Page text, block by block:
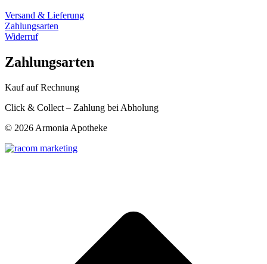
Versand & Lieferung
Zahlungsarten
Widerruf
Zahlungsarten
Kauf auf Rechnung
Click & Collect – Zahlung bei Abholung
© 2026 Armonia Apotheke